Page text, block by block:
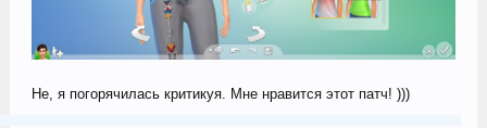
Не, я погорячилась критикуя. Мне нравится этот патч! )))